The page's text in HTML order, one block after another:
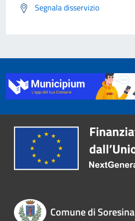
Segnala disservizio
Comune di Soresina